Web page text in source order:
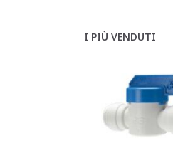
I PIÙ VENDUTI